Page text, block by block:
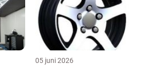
05 juni 2026